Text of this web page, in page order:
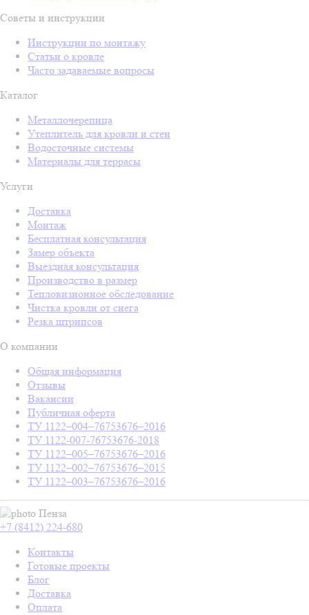
Советы и инструкции
Инструкции по монтажу
Статьи о кровле
Часто задаваемые вопросы
Каталог
Металлочерепица
Утеплитель для кровли и стен
Водосточные системы
Материалы для террасы
Услуги
Доставка
Монтаж
Бесплатная консультация
Замер объекта
Выездная консультация
Производство в размер
Тепловизионное обследование
Чистка кровли от снега
Резка штрипсов
О компании
Общая информация
Отзывы
Вакансии
Публичная оферта
ТУ 1122–004–76753676–2016
ТУ 1122-007-76753676-2018
ТУ 1122–005–76753676–2016
ТУ 1122–002–76753676–2015
ТУ 1122–003–76753676–2016
Пенза
+7 (8412) 224-680
Контакты
Готовые проекты
Блог
Доставка
Оплата